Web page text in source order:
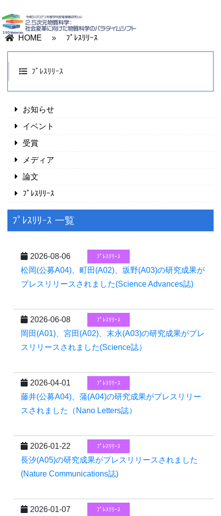
HOME » ﾌﾟﾚｽﾘﾘｰｽ
ﾌﾟﾚｽﾘﾘｰｽ
お知らせ
イベント
受賞
メディア
論文
ﾌﾟﾚｽﾘﾘｰｽ
ﾌﾟﾚｽﾘﾘｰｽ 一覧
2026-08-06 ﾌﾟﾚｽﾘﾘｰｽ
松岡(公募A04)、町田(A02)、坂野(A03)の研究成果が
プレスリリースされました(Science Advances誌)
2026-06-08 ﾌﾟﾚｽﾘﾘｰｽ
岡田(A01)、宮田(A02)、末永(A03)の研究成果がプレ
スリリースされました(Science誌）
2026-04-01 ﾌﾟﾚｽﾘﾘｰｽ
藤井(公募A04)、蒲(A04)の研究成果がプレスリリー
スされました（Nano Letters誌）
2026-01-22 ﾌﾟﾚｽﾘﾘｰｽ
長汐(A05)の研究成果がプレスリリースされました
(Nature Communications誌)
2026-01-07 ﾌﾟﾚｽﾘﾘｰｽ